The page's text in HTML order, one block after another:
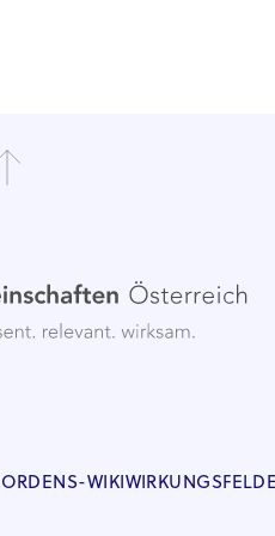
ORDENS-WIKI